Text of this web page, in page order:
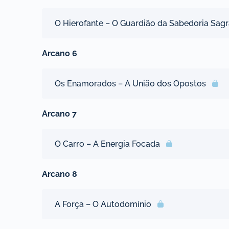
O Hierofante – O Guardião da Sabedoria
Arcano 6
Os Enamorados – A União dos Opostos
Arcano 7
O Carro – A Energia Focada
Arcano 8
A Força – O Autodomínio